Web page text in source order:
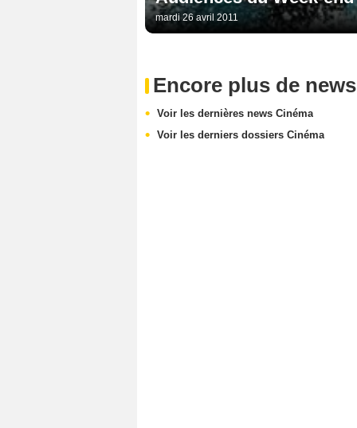
mardi 26 avril 2011
Encore plus de
Voir les dernières news Cinéma
Voir les derniers dossiers Cinéma